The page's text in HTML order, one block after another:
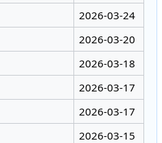
2026-03-24
2026-03-20
2026-03-18
2026-03-17
2026-03-17
2026-03-15